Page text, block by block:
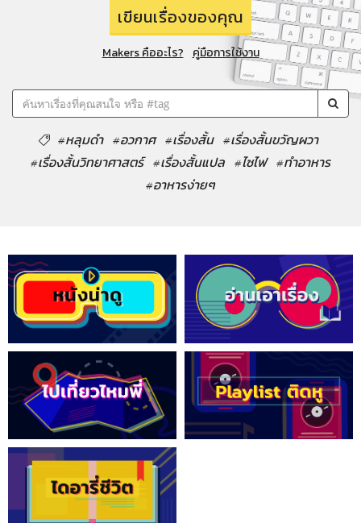
เขียนเรื่องของคุณ
Makers คืออะไร? คู่มือการใช้งาน
#หลุมดำ #อวกาศ #เรื่องสั้น #เรื่องสั้นขวัญผวา
#เรื่องสั้นวิทยาศาสตร์ #เรื่องสั้นแปล #ไซไฟ #ทำอาหาร
#อาหารง่ายๆ